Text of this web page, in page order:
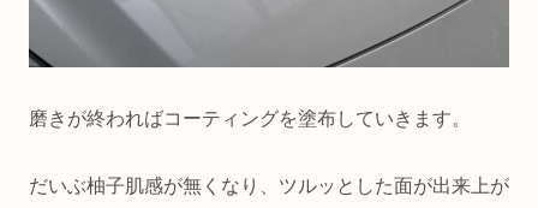
磨きが終わればコーティングを塗布していきます。
だいぶ柚子肌感が無くなり、ツルッとした面が出来上が